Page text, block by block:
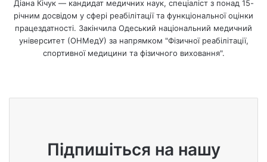
Діана Кічук — кандидат медичних наук, спеціаліст з понад 15-
річним досвідом у сфері реабілітації та функціональної оцінки
працездатності. Закінчила Одеський національний медичний
університет (ОНМедУ) за напрямком "Фізичної реабілітації,
спортивної медицини та фізичного виховання".
te
Підпишіться на нашу